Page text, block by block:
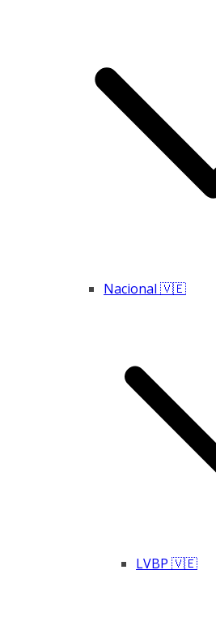
Nacional 🇻🇪
LVBP 🇻🇪